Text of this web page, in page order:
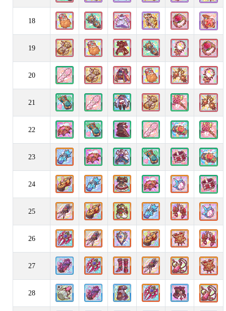
18
19
20
21
22
23
24
25
26
27
28